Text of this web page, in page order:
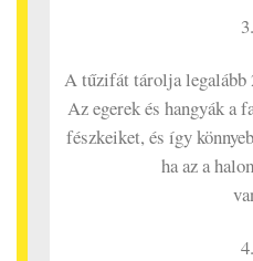
3.
A tűzifát tárolja legalább
Az egerek és hangyák a
fészkeiket, és így
ha az a
4.